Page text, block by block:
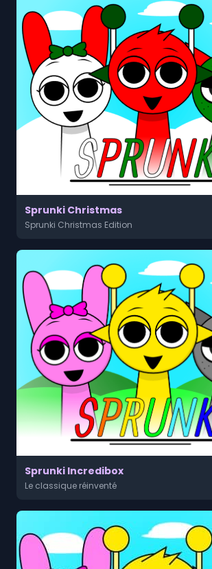
Sprunki Christmas
Sprunki Christmas Edition
Sprunki Incredibox
Le classique réinventé